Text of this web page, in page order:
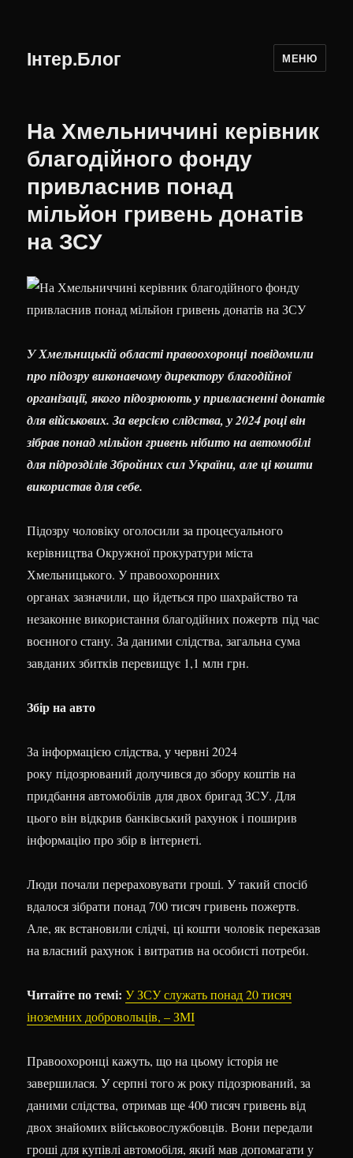
Інтер.Блог МЕНЮ
На Хмельниччині керівник
благодійного фонду
привласнив понад
мільйон гривень донатів
на ЗСУ
У Хмельницькій області правоохоронці повідомили
про підозру виконавчому директору благодійної
організації, якого підозрюють у привласненні донатів
для військових. За версією слідства, у 2024 році він
зібрав понад мільйон гривень нібито на автомобілі
для підрозділів Збройних сил України, але ці кошти
використав для себе.
Підозру чоловіку оголосили за процесуального
керівництва Окружної прокуратури міста
Хмельницького. У правоохоронних
органах зазначили, що йдеться про шахрайство та
незаконне використання благодійних пожертв під час
воєнного стану. За даними слідства, загальна сума
завданих збитків перевищує 1,1 млн грн.
Збір на авто
За інформацією слідства, у червні 2024
року підозрюваний долучився до збору коштів на
придбання автомобілів для двох бригад ЗСУ. Для
цього він відкрив банківський рахунок і поширив
інформацію про збір в інтернеті.
Люди почали перераховувати гроші. У такий спосіб
вдалося зібрати понад 700 тисяч гривень пожертв.
Але, як встановили слідчі, ці кошти чоловік переказав
на власний рахунок і витратив на особисті потреби.
Читайте по темі: У ЗСУ служать понад 20 тисяч
іноземних добровольців, – ЗМІ
Правоохоронці кажуть, що на цьому історія не
завершилася. У серпні того ж року підозрюваний, за
даними слідства, отримав ще 400 тисяч гривень від
двох знайомих військовослужбовців. Вони передали
гроші для купівлі автомобіля, який мав допомагати у